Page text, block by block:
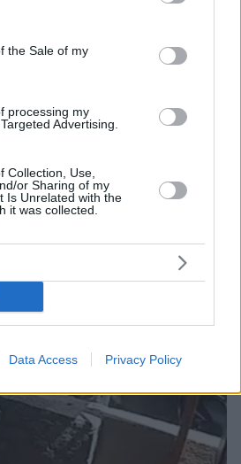
Google and its third-party tags to
specified purposes in below Google
the Sale of my
processing my
Advertising.
Collection, Use,
or Sharing of my
Is Unrelated with the
it was collected.
Data Access Privacy Policy
φιλικό παιχνίδι στο Μαρόκο
σκύλου: Τα κρατικά ΜΜΕ στη
Τα οφέλη και πόσα μπορούμε να
χρήσεις του όταν ζούμε με